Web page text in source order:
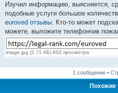
щ
е
н
и
е
Изучил информацию, выясняется,
подобные услуги большое
euroved отзывы. Кто-то может
можете, выложите телефончик
image.jpg (2.71 КБ) 602 просмотра
1 сообщение •
Похожие